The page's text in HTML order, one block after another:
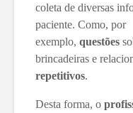
coleta de diversas
paciente. Como, por
exemplo, questões
brincadeiras e
repetitivos.
Desta forma, o